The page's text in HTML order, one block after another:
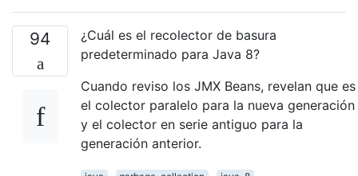
94
¿Cuál es el recolector de basura
predeterminado para Java 8?
Cuando reviso los JMX Beans, revelan que es
el colector paralelo para la nueva generación
y el colector en serie antiguo para la
generación anterior.